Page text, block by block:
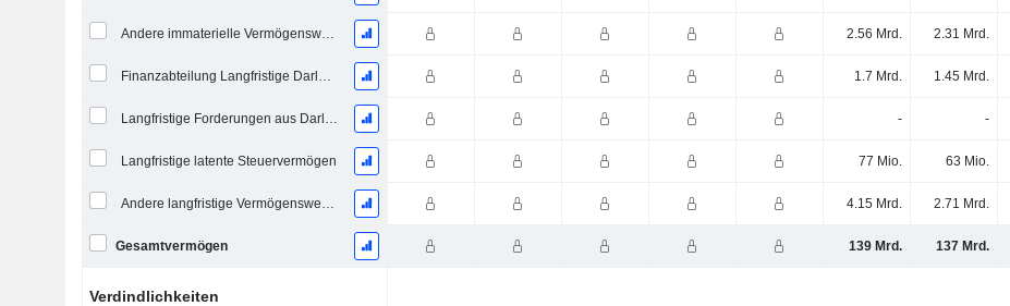
Andere immaterielle Vermögenswerte, Gesamt 2.56 Mrd. 2.31 Mrd.
Finanzabteilung Langfristige Darlehen und Leasing 1.7 Mrd. 1.45 Mrd.
Langfristige Forderungen aus Darlehen - -
Langfristige latente Steuervermögen 77 Mio. 63 Mio.
Andere langfristige Vermögenswerte, Gesamt 4.15 Mrd. 2.71 Mrd.
Gesamtvermögen 139 Mrd. 137 Mrd.
Verdindlichkeiten